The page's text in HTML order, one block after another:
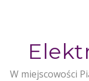
W miejscowości